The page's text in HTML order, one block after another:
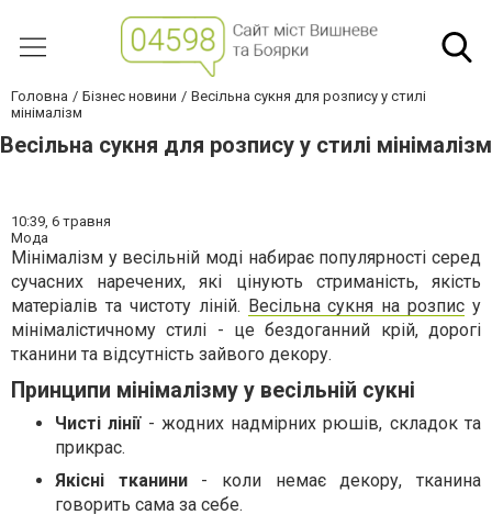
Головна Бізнес новини
Весільна сукня для розпису у стилі
мінімалізм
Весільна сукня для розпису у стилі мінімалізм
10:39, 6 травня
Мода
Мінімалізм у весільній моді набирає популярності серед
сучасних наречених, які цінують стриманість, якість
матеріалів та чистоту ліній. Весільна сукня на розпис у
мінімалістичному стилі - це бездоганний крій, дорогі
тканини та відсутність зайвого декору.
Принципи мінімалізму у весільній сукні
Чисті лінії- жодних надмірних рюшів, складок та
прикрас.
Якісні тканини- коли немає декору, тканина
говорить сама за себе.